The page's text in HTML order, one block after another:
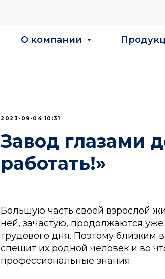
О компании
2023-09-04 10:31
Завод глазами
работать!»
Большую часть своей взрослой
ней, зачастую, продолжаются
трудового дня. Поэтому близким
спешит их родной человек и во
профессиональные знания.